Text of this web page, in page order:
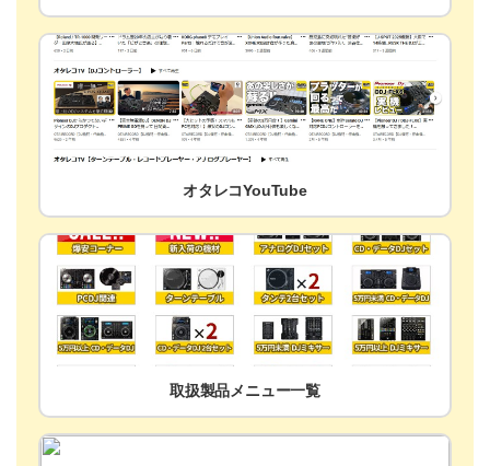
オタレコYouTube
取扱製品メニュー一覧